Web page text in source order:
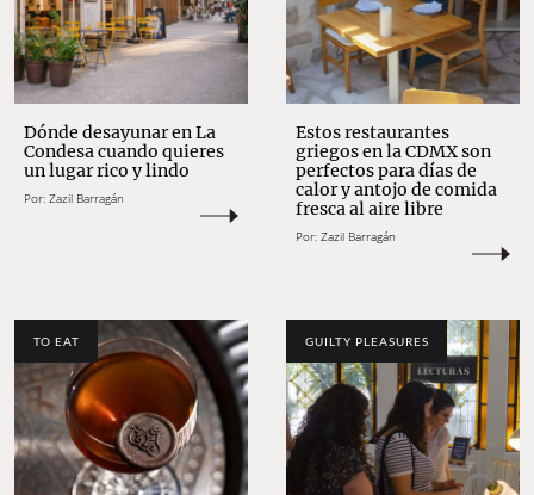
Dónde desayunar en La
Condesa cuando quieres
un lugar rico y lindo
Por: Zazil Barragán
Estos restaurantes
griegos en la CDMX son
perfectos para días de
calor y antojo de comida
fresca al aire libre
Por: Zazil Barragán
TO EAT GUILTY PLEASURES